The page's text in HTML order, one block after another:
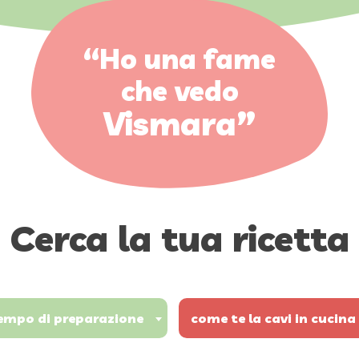
“Ho una fame
che vedo
Vismara”
Cerca la tua ricetta
di preparazione come te la cavi in cucina